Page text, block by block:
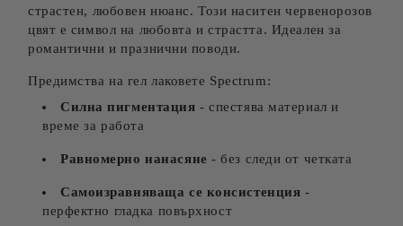
страстен, любовен нюанс. Този наситен червенорозов
цвят е символ на любовта и страстта. Идеален за
романтични и празнични поводи.
Предимства на гел лаковете Spectrum:
Силна пигментация - спестява материал и
време за работа
Равномерно нанасяне - без следи от четката
Самоизравняваща се консистенция -
перфектно гладка повърхност